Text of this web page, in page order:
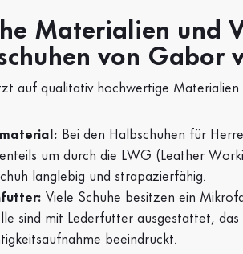
Materialien und
von Gabor
auf qualitativ hochwertige Materialien
Bei den Halbschuhen für
um durch die LWG (Leather
langlebig und strapazierfähig.
Viele Schuhe besitzen ein
sind mit Lederfutter ausgestattet,
beeindruckt.